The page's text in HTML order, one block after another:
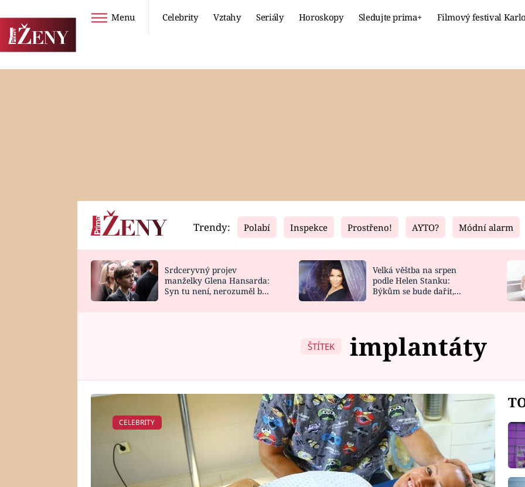
Menu Celebrity Vztahy Seriály Horoskopy Sledujte prima+ Filmový festival
Horoskopy
HOROSKOP NA
Video
CELEBRITY
VAŘENÍ
Fresh
NOVINKY
VIDEORECEPTY
Living
DESIGN
Trendy: Polabí Inspekce Prostřeno! AYTO? Módní alarm
Srdceryvný projev
manželky Glena Hansarda:
Syn tu není, nerozuměl by
Velká věštba na srpen
podle Helen Stanku:
Býkům se bude dařit,
ŠTÍTEK implantáty
CELEBRITY